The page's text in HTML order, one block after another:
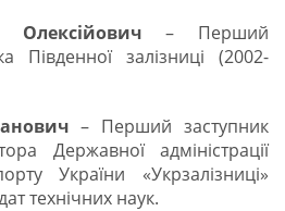
Олексійович– Перший
Південної залізниці (2002-
– Перший заступник
Державної адміністрації
України «Укрзалізниці»
технічних наук.